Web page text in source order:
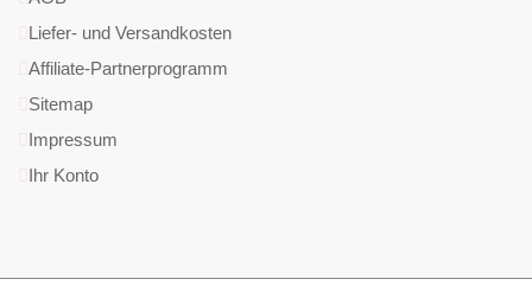
Liefer- und Versandkosten
Affiliate-Partnerprogramm
Sitemap
Impressum
Ihr Konto